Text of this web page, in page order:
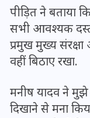
पीड़ित ने बताया
सभी आवश्यक
प्रमुख मुख्य
वहीं बिठाए रखा.
मनीष यादव ने
दिखाने से मना
जिस
के
हुए